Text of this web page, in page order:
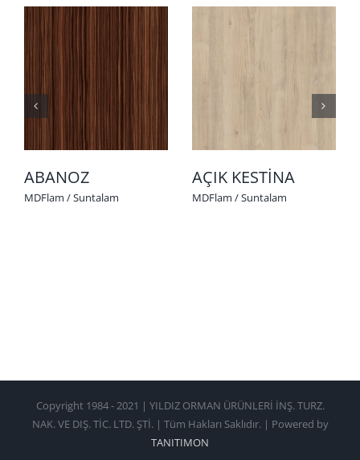
ABANOZ
MDFlam / Suntalam
AÇIK KESTİNA
MDFlam / Suntalam
Copyright 1984 - 2021 | YILDIZ ORMAN ÜRÜNLERİ İNŞ. TURZ.
NAK. VE DIŞ. TİC. LTD. ŞTİ. | Tüm Hakları Saklıdır. | Powered by
TANITIMON